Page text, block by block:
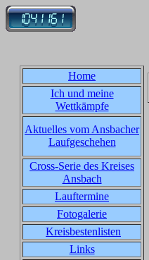
Home
Ich und meine
Wettkämpfe
Aktuelles vom Ansbacher
Laufgeschehen
Cross-Serie des Kreises
Ansbach
Lauftermine
Fotogalerie
Kreisbestenlisten
Links